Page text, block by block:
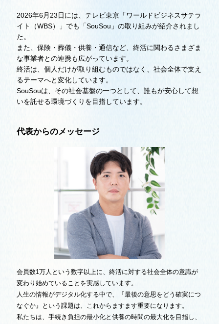
2026年6月23日には、テレビ東京「ワールドビジネスサテラ
イト（WBS）」でも「SouSou」の取り組みが紹介されまし
た。
また、保険・葬儀・供養・通信など、終活に関わるさまざま
な事業者との連携も広がっています。
終活は、個人だけが取り組むものではなく、社会全体で支え
るテーマへと変化しています。
SouSouは、その社会基盤の一つとして、誰もが安心して想
いを託せる環境づくりを目指しています。
代表からのメッセージ
会員数1万人という数字以上に、終活に対する社会全体の意識が
変わり始めていることを実感しています。
人生の情報がデジタル化する中で、『最後の意思をどう確実につ
なぐか』という課題は、これからますます重要になります。
私たちは、手続き負担の最小化と供養の時間の最大化を目指し、